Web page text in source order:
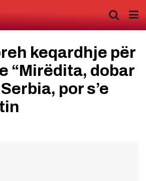
keqardhje për
“Mirëdita, dobar
por s’e